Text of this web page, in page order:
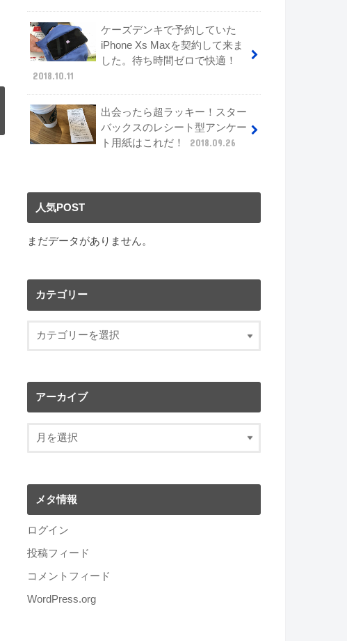
ケーズデンキで予約していた
iPhone Xs Maxを契約して来ま
した。待ち時間ゼロで快適！
2018.10.11
出会ったら超ラッキー！スター
バックスのレシート型アンケー
ト用紙はこれだ！
2018.09.26
人気POST
まだデータがありません。
カテゴリー
アーカイブ
メタ情報
ログイン
投稿フィード
コメントフィード
WordPress.org